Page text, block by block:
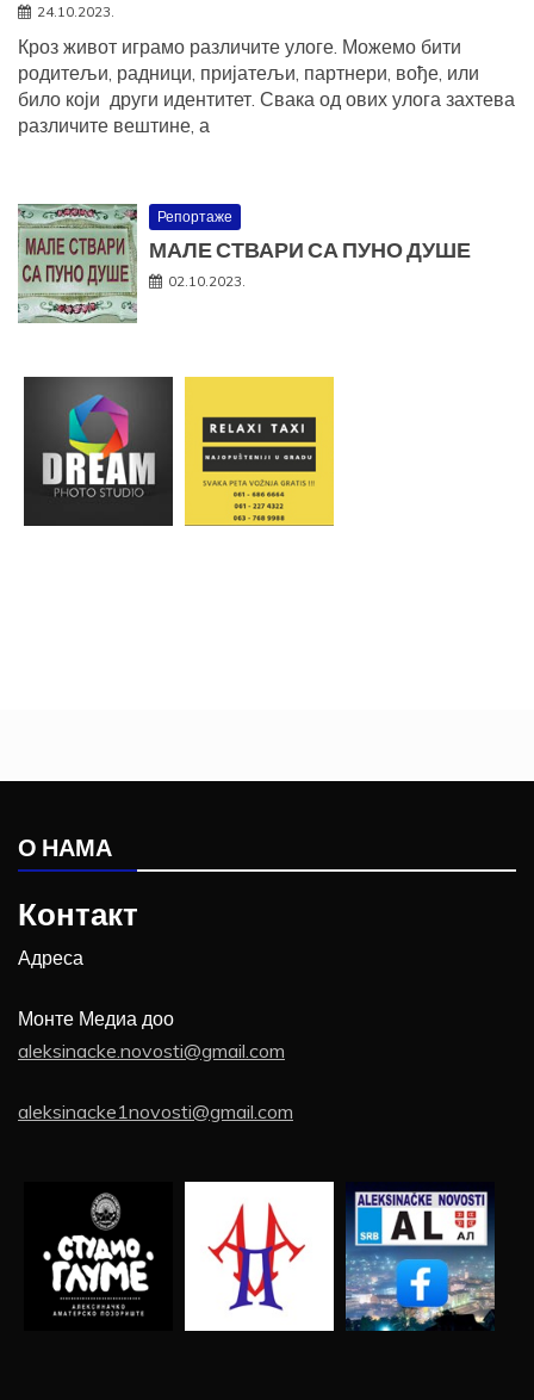
24.10.2023.
Кроз живот играмо различите улоге. Можемо бити
родитељи, радници, пријатељи, партнери, вође, или
било који други идентитет. Свака од ових улога захтева
различите вештине, а
Репортаже
МАЛЕ СТВАРИ СА ПУНО ДУШЕ
02.10.2023.
О НАМА
Контакт
Адреса
Монте Медиа доо
aleksinacke.novosti@gmail.com
aleksinacke1novosti@gmail.com